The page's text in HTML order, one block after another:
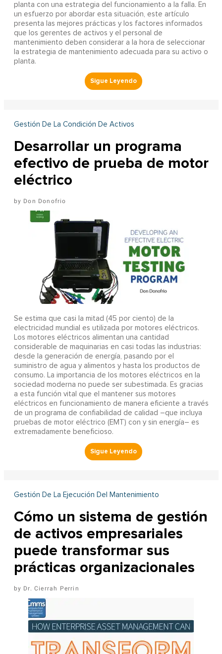
planta con una estrategia del funcionamiento a la falla. En
un esfuerzo por abordar esta situación, este artículo
presenta las mejores prácticas y los factores informados
que los gerentes de activos y el personal de
mantenimiento deben considerar a la hora de seleccionar
la estrategia de mantenimiento adecuada para su activo o
planta.
Gestión De La Condición De Activos
Desarrollar un programa
efectivo de prueba de motor
eléctrico
Don Donofrio
Se estima que casi la mitad (45 por ciento) de la
electricidad mundial es utilizada por motores eléctricos.
Los motores eléctricos alimentan una cantidad
considerable de maquinarias en casi todas las industrias:
desde la generación de energía, pasando por el
suministro de agua y alimentos y hasta los productos de
consumo. La importancia de los motores eléctricos en la
sociedad moderna no puede ser subestimada. Es gracias
a esta función vital que el mantener sus motores
eléctricos en funcionamiento de manera eficiente a través
de un programa de confiabilidad de calidad –que incluya
pruebas de motor eléctrico (EMT) con y sin energía– es
extremadamente beneficioso.
Gestión De La Ejecución Del Mantenimiento
Cómo un sistema de gestión
de activos empresariales
puede transformar sus
prácticas organizacionales
Dr. Cierrah Perrin